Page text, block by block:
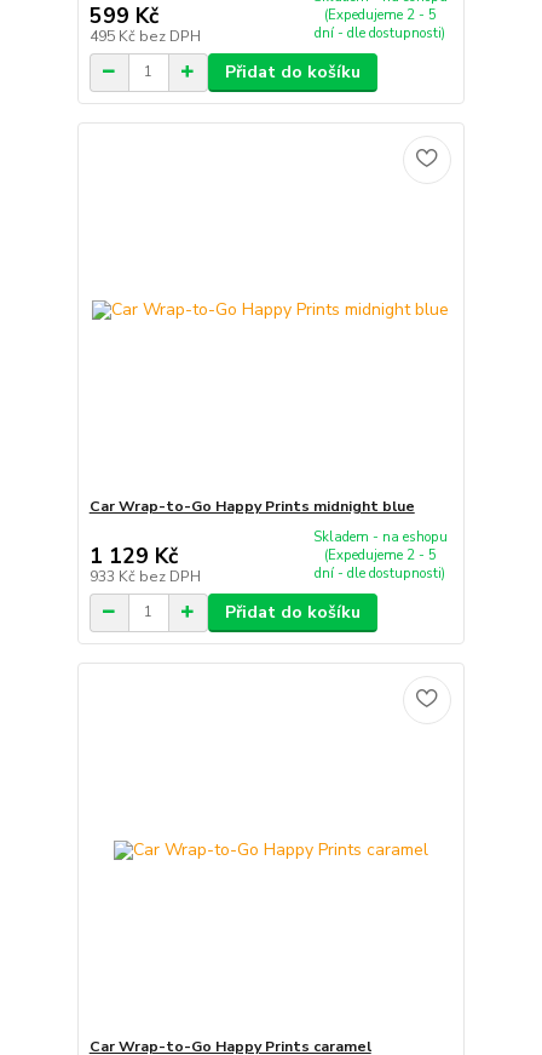
599 Kč
495 Kč bez DPH
(Expedujeme 2 - 5
dní - dle dostupnosti)
Přidat do košíku
Car Wrap-to-Go Happy Prints midnight blue
1 129 Kč
933 Kč bez DPH
Skladem - na eshopu
(Expedujeme 2 - 5
dní - dle dostupnosti)
Přidat do košíku
Car Wrap-to-Go Happy Prints caramel